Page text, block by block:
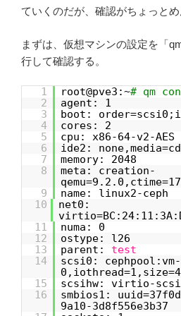
ていくのだが、確認がちょっと
まずは、仮想マシンの設定を「
行して確認する。
1 root@pve3:~# qm
2
agent: 1
3
boot:
4
cores: 2
5
cpu: x86-64-v2-AES
6
ide2:
7
memory: 2048
8
meta: creation-
9
name: linux2-ceph
10
net0:
11
numa: 0
12
ostype: l26
13
parent: test
14
scsi0:
15
scsihw: virtio-
16
smbios1:
9a10-3d8f556e3b37